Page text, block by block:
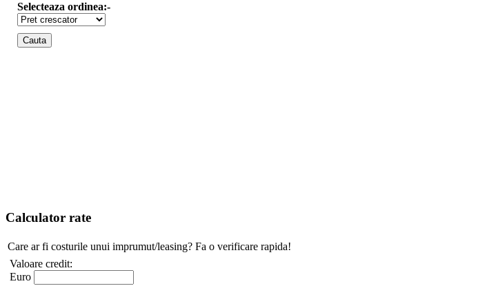
Selecteaza ordinea:-
Calculator rate
Care ar fi costurile unui imprumut/leasing? Fa o verificare rapida!
Valoare credit:
Euro